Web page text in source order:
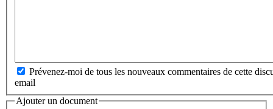
Prévenez-moi de tous les nouveaux commentaires de cette
email
Ajouter un document